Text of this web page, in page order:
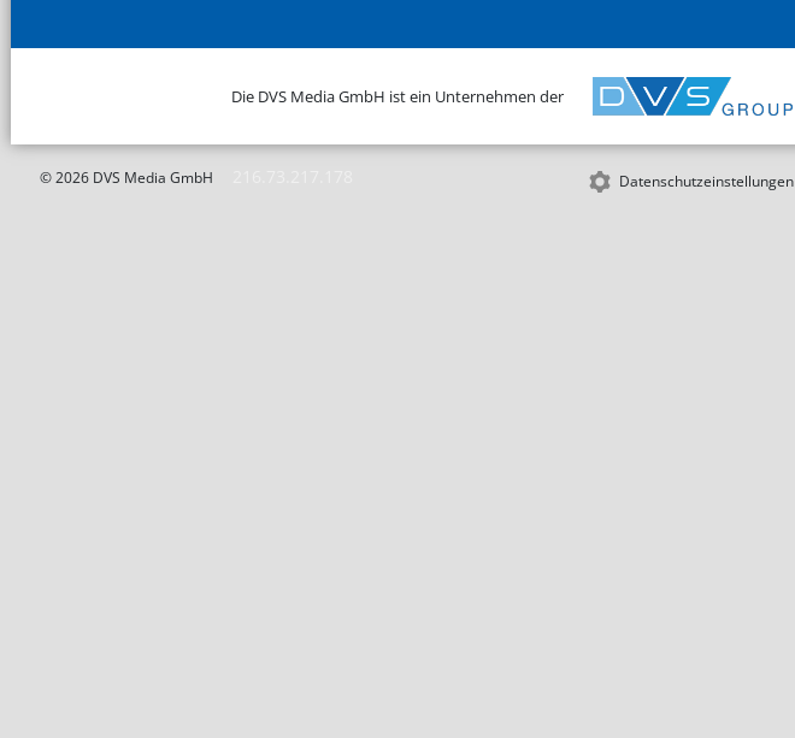
Die DVS Media GmbH ist ein Unternehmen der
© 2026 DVS Media GmbH Datenschutzeinstellungen